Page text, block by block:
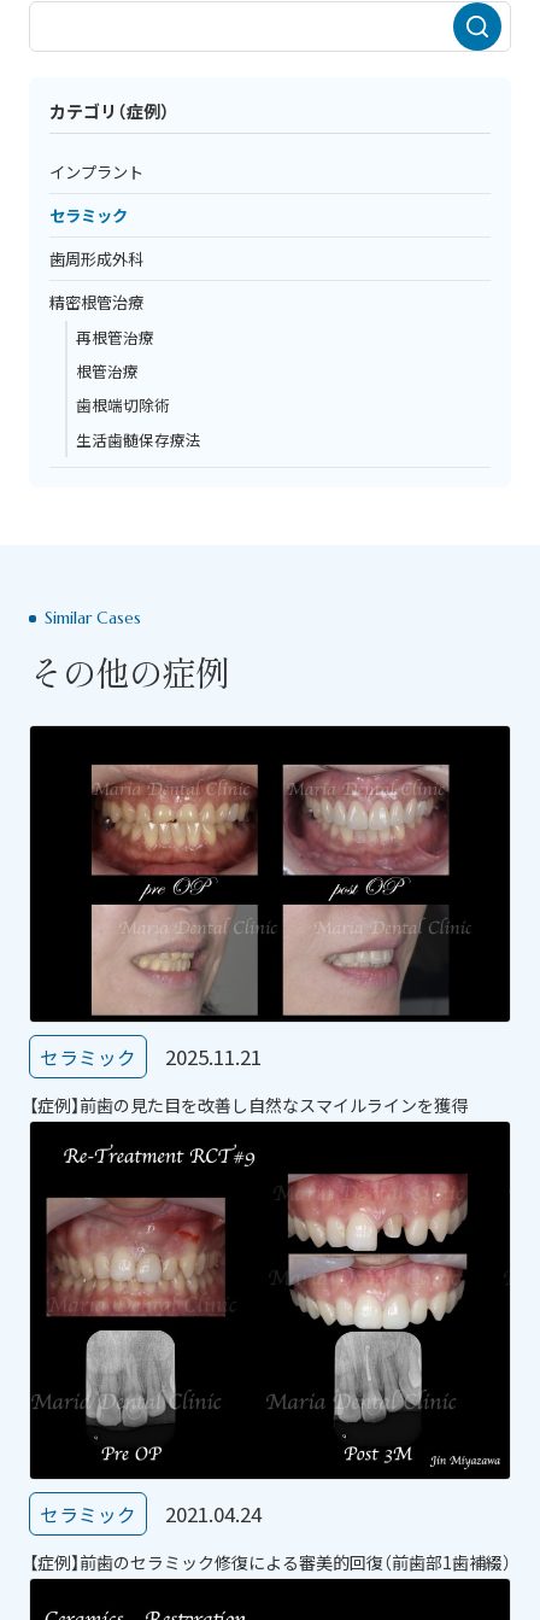
カテゴリ（症例）
インプラント
セラミック
歯周形成外科
精密根管治療
再根管治療
根管治療
歯根端切除術
生活歯髄保存療法
Similar Cases
その他の症例
セラミック 2025.11.21
【症例】前歯の見た目を改善し自然なスマイルラインを獲得
セラミック 2021.04.24
【症例】前歯のセラミック修復による審美的回復（前歯部1歯補綴）